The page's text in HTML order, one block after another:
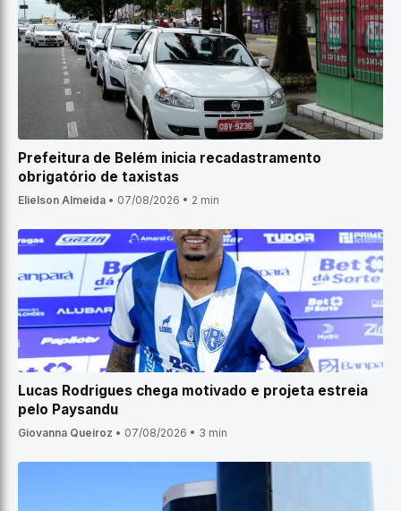
Prefeitura de Belém inicia recadastramento
obrigatório de taxistas
Elielson Almeida • 07/08/2026 • 2 min
Lucas Rodrigues chega motivado e projeta estreia
pelo Paysandu
Giovanna Queiroz • 07/08/2026 • 3 min